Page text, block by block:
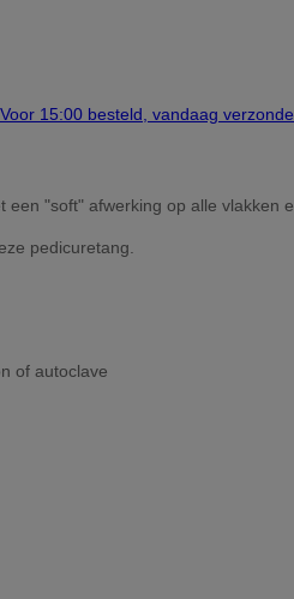
Voor 15:00 besteld, vandaag
"soft" afwerking op alle vlakken
pedicuretang.
of autoclave